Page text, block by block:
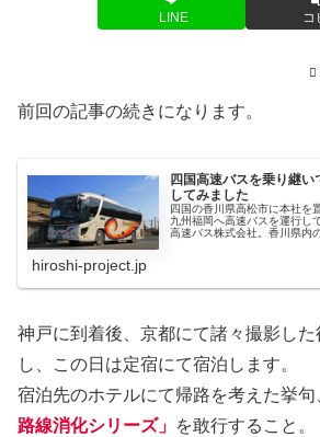
LINE コ
前回の記事の続きになります。
四国高速バスを乗り継
してみました
四国の香川県高松市に本社を
九州福岡へ高速バスを運行し
高速バス株式会社。香川県内
hiroshi-project.jp
神戸に到着後、京都にて諸々撮影し
し、この日は定宿にて宿泊します。
宿泊先のホテルにて帰路を考えた挙
路線消化シリーズ」 を敢行すること。